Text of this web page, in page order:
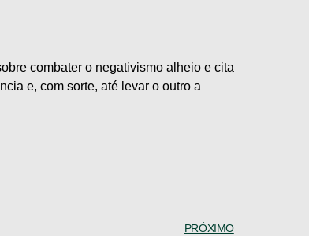
combater o negativismo alheio e cita
e, com sorte, até levar o outro a
PRÓXIMO